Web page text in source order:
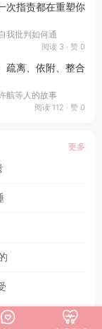
次指责都在重塑你
我批判如何通
阅读 3 · 赞 0
疏离、依附、整合
航等人的故事
阅读 112 · 赞 0
更多